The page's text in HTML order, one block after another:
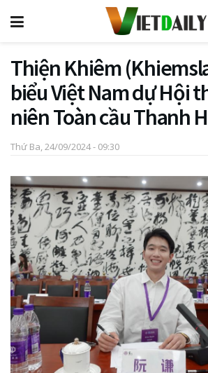
Thiện Khiêm
biểu Việt Nam dự Hội
niên Toàn cầu Thanh
Thứ Ba, 24/09/2024 - 09:30